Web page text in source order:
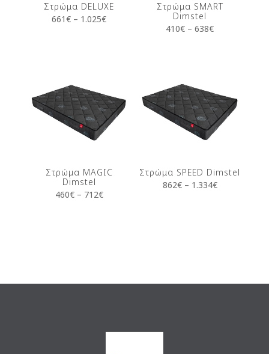
Στρώμα DELUXE
661€ – 1.025€
Στρώμα SMART
Dimstel
410€ –638€
Στρώμα MAGIC
Dimstel
460€– 712€
Στρώμα SPEED Dimstel
862€– 1.334€